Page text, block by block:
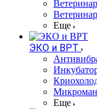
Еще
ЭКО и ВРТ
Еще